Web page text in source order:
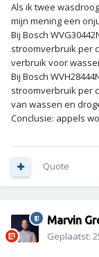
Als ik twee
mijn mening een
Bij Bosch
stroomverbruik per
verbruik voor
Bij Bosch
stroomverbruik per
van wassen en
Conclusie: appels
Quote
Marvin
Geplaatst: